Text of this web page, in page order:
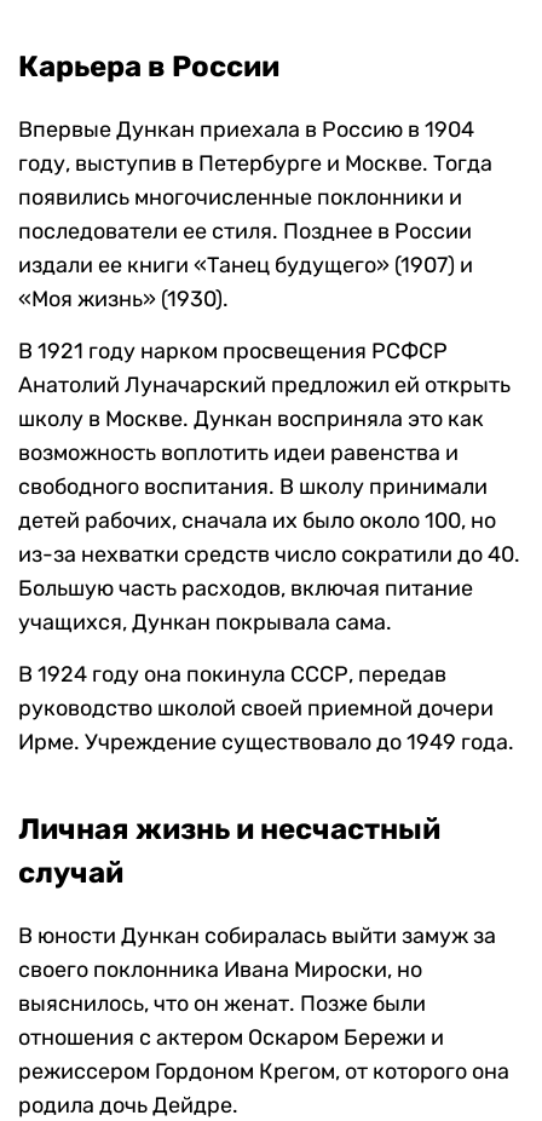
Карьера в России
Впервые Дункан приехала в Россию в 1904
году, выступив в Петербурге и Москве. Тогда
появились многочисленные поклонники и
последователи ее стиля. Позднее в России
издали ее книги «Танец будущего» (1907) и
«Моя жизнь» (1930).
В 1921 году нарком просвещения РСФСР
Анатолий Луначарский предложил ей открыть
школу в Москве. Дункан восприняла это как
возможность воплотить идеи равенства и
свободного воспитания. В школу принимали
детей рабочих, сначала их было около 100, но
из-за нехватки средств число сократили до 40.
Большую часть расходов, включая питание
учащихся, Дункан покрывала сама.
В 1924 году она покинула СССР, передав
руководство школой своей приемной дочери
Ирме. Учреждение существовало до 1949 года.
Личная жизнь и несчастный
случай
В юности Дункан собиралась выйти замуж за
своего поклонника Ивана Мироски, но
выяснилось, что он женат. Позже были
отношения с актером Оскаром Бережи и
режиссером Гордоном Крегом, от которого она
родила дочь Дейдре.